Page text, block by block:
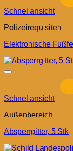
Schnellansicht
Polizeirequisiten
Elektronische
Schnellansicht
Außenbereich
Absperrgitter, 5 Stk